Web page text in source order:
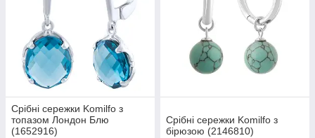
Срібні сережки Komilfo з
топазом Лондон Блю
(1652916)
Срібні сережки Komilfo з
бірюзою (2146810)